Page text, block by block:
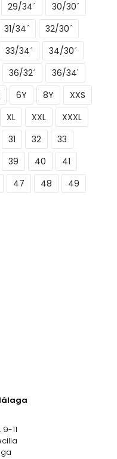
29/34´
30/30´
31/34´
32/30´
33/34´
34/30´
36/32´
36/34'
6Y 8Y
XXS
XL XXL
XXXL
31 32
33
39 40
41
47 48
49
11